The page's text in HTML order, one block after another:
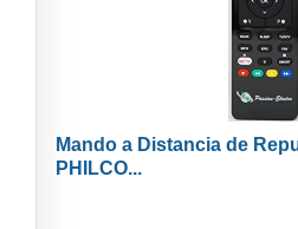
Mando a Distancia de
PHILCO...